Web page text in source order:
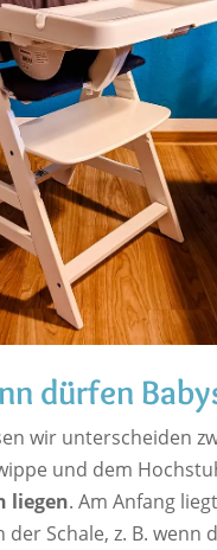
dürfen
wir unterscheiden
und dem
liegen. Am Anfang
der Schale, z. B. wenn